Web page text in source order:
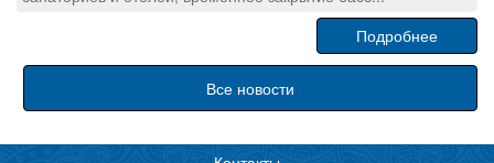
Подробнее
Все новости